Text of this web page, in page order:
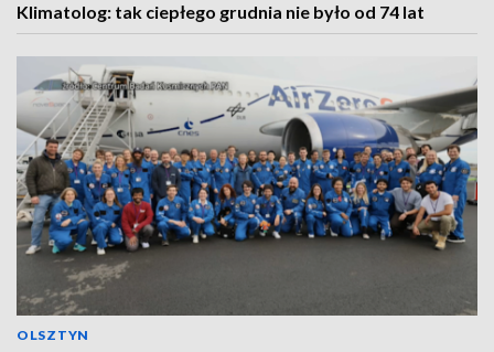
Klimatolog: tak ciepłego grudnia nie było od 74 lat
OLSZTYN